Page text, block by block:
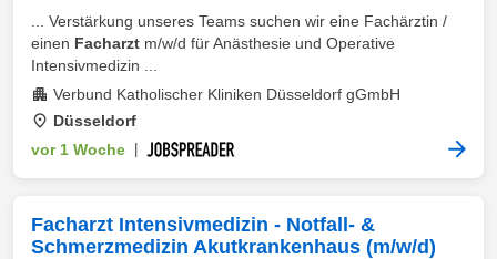
... Verstärkung unseres Teams suchen wir eine Fachärztin /
einen Facharzt m/w/d für Anästhesie und Operative
Intensivmedizin ...
Verbund Katholischer Kliniken Düsseldorf gGmbH
Düsseldorf
vor 1 Woche
Facharzt Intensivmedizin - Notfall- &
Schmerzmedizin Akutkrankenhaus (m/w/d)